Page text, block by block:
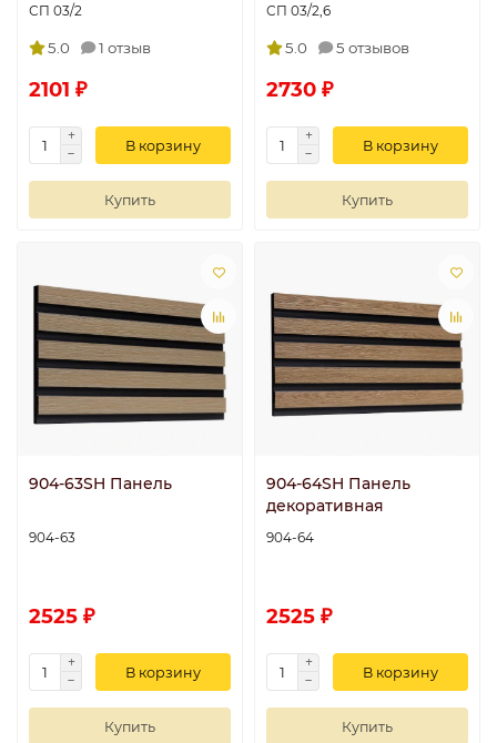
СП 03/2
5.0 1 отзыв
2101 ₽
В корзину
Купить
СП 03/2,6
5.0 5 отзывов
2730 ₽
В корзину
Купить
904-63SH Панель
904-63
2525 ₽
В корзину
Купить
904-64SH Панель
декоративная
904-64
2525 ₽
В корзину
Купить